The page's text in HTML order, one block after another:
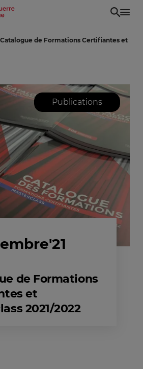
Catalogue de Formations Certifiantes et
de Formations
et
2021/2022
Publications